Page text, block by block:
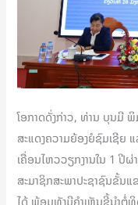
ໂອກາດດັ່ງກ່າວ, ທ່ານ ບຸນມີ
ສະແດງຄວາມຍ້ອງຍໍຊົມເຊີຍ
ເຄື່ອນໄຫວວຽກງານໃນ 1 ປີ
ສະມາຊິກສະພາປະຊາຊົນຂັ້ນແ